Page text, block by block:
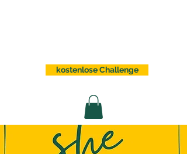
kostenlose Challenge